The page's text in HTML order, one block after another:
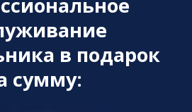
в подарок
сумму: